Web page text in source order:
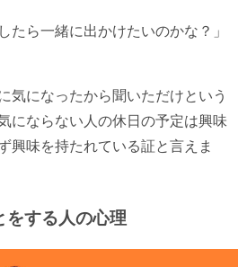
たら一緒に出かけたいのかな？」
気になったから聞いただけという
にならない人の休日の予定は興味
興味を持たれている証と言えま
をする人の心理